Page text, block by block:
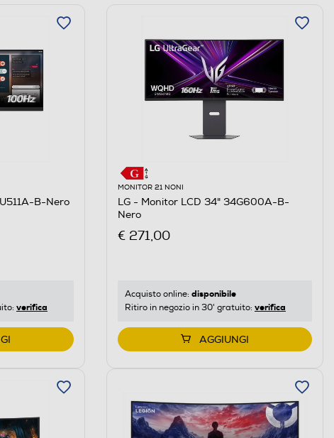
B-Nero
verifica
MONITOR 21 NONI
LG - Monitor LCD 34" 34G600A-B-
Nero
€ 271,00
Acquisto online: disponibile
Ritiro in negozio in 30' gratuito: verifica
AGGIUNGI